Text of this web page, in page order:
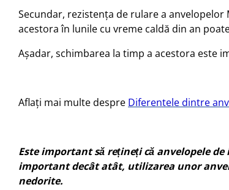
Secundar, rezistența de rulare a anvelopelor
acestora în lunile cu vreme caldă din an
Așadar, schimbarea la timp a acestora este
Aflați mai multe despre Diferentele dintre
Este important să rețineți că anvelopele
important decât atât, utilizarea unor
nedorite.